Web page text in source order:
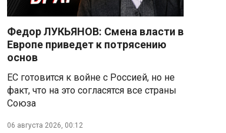
Вячеслав Володин:
Противодействие
мошенничеству и миграционная
политика — приоритеты работы
Госдумы
Владимир Путин запросил у
военного командования оценки
Федор ЛУКЬЯНОВ: Смена власти в
Европе приведет к потрясению
основ
ЕС готовится к войне с Россией, но не
факт, что на это согласятся все страны
Союза
06 августа 2026, 00:12